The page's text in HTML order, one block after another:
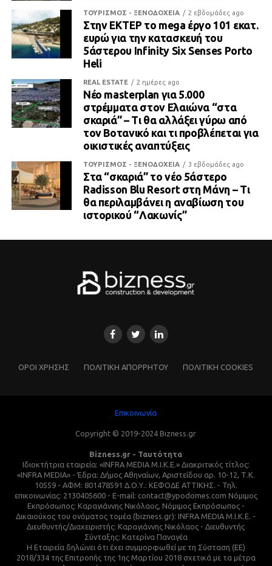
ΤΟΥΡΙΣΜΟΣ - ΞΕΝΟΔΟΧΕΙΑ 2 εβδομάδες ago
Στην ΕΚΤΕΡ το mega έργο 101 εκατ.
ευρώ για την κατασκευή του
5άστερου Infinity Six Senses Porto
Heli
REAL ESTATE 2 ημέρες ago
Νέο masterplan για 5.000
στρέμματα στον Ελαιώνα “στα
σκαριά” – Τι θα αλλάξει γύρω από
τον Βοτανικό και τι προβλέπεται για
οικιστικές αναπτύξεις
ΤΟΥΡΙΣΜΟΣ - ΞΕΝΟΔΟΧΕΙΑ 3 εβδομάδες ago
Στα “σκαριά” το νέο 5άστερο
Radisson Blu Resort στη Μάνη – Τι
θα περιλαμβάνει η αναβίωση του
ιστορικού “Λακωνίς”
ΌΡΟΙ ΧΡΗΣΗΣ ΠΟΛΙΤΙΚΗ ΑΠΟΡΡΗΤΟΥ ΠΟΛΙΤΙΚΗ COOKIES
Επικοινωνία
Copyright © 2019-2024 Bizness.gr
Bizness.gr - Ταυτότητα
Ιδιοκτήτρια εταιρεία: «INFRA MEDIA M.I.K.E.» Διακριτικός τίτλος:
«INFRA MEDIA» - Έδρα: Δήμος Αθηναίων, Αριστείδου αρ. 10-12, Τ.Κ.
10559 - ΑΦΜ: 801478591 Δ.Ο.Υ.: ΚΕΦΟΔΕ ΑΤΤΙΚΗΣ. - Τηλ.
επικοινωνίας: 2130405600 - E-mail: contact@ypodomes.com Νόμιμος
Εκπρόσωπος: Καραγιάννης Νικόλαος, Νόμιμος Εκπρόσωπος -
Δικαιούχος του ονόματος τομέα (bizness.gr): INFRA MEDIA M.I.K.E. -
Διευθυντής/Διαχειριστής: Καραγιάννης Νικόλαος - Διευθυντής
Σύνταξης: Κατερίνα Παναγέα
Η Εταιρεία δηλώνει ότι έχει συμμορφωθεί με τη Σύσταση (ΕΕ)
2018/334 της Επιτροπής της 1ης Μαρτίου 2018 σχετικά με τα μέτρα